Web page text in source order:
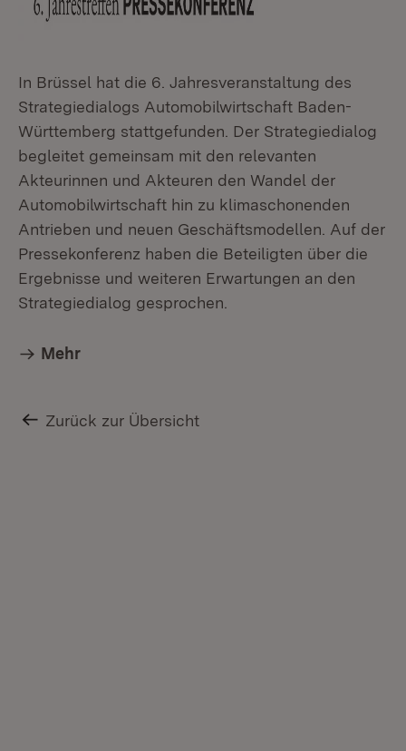
In Brüssel hat die 6. Jahresveranstaltung des
Strategiedialogs Automobilwirtschaft Baden-
Württemberg stattgefunden. Der Strategiedialog
begleitet gemeinsam mit den relevanten
Akteurinnen und Akteuren den Wandel der
Automobilwirtschaft hin zu klimaschonenden
Antrieben und neuen Geschäftsmodellen. Auf der
Pressekonferenz haben die Beteiligten über die
Ergebnisse und weiteren Erwartungen an den
Strategiedialog gesprochen.
Mehr
Zurück zur Übersicht